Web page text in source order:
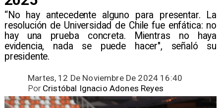
​“No hay antecedente alguno para presentar. La
resolución de Universidad de Chile fue enfática: no
hay una prueba concreta. Mientras no haya
evidencia, nada se puede hacer", señaló su
presidente.
Martes, 12 De Noviembre De 2024 16:40
Cristóbal Ignacio Adones Reyes
Por